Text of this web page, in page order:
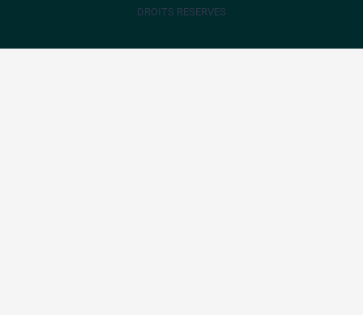
DROITS RESERVES